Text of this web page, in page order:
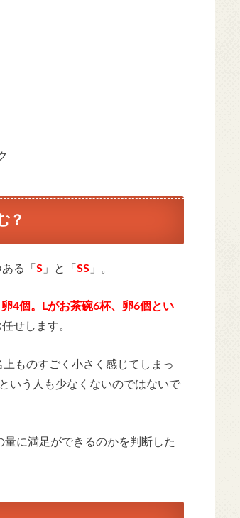
？
る「 S 」と「 SS 」。
4個。Lがお茶碗6杯、卵6個とい
せします。
ものすごく小さく感じてしまっ
という人も少なくないのではないで
量に満足ができるのかを判断した